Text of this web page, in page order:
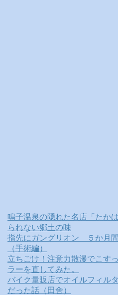
鳴子温泉の隠れた名店「たか
られない郷土の味
指先にガングリオン ５か月
（手術編）
立ちごけ！注意力散漫でこす
ラーを直してみた。
バイク量販店でオイルフィル
だった話（田舎）